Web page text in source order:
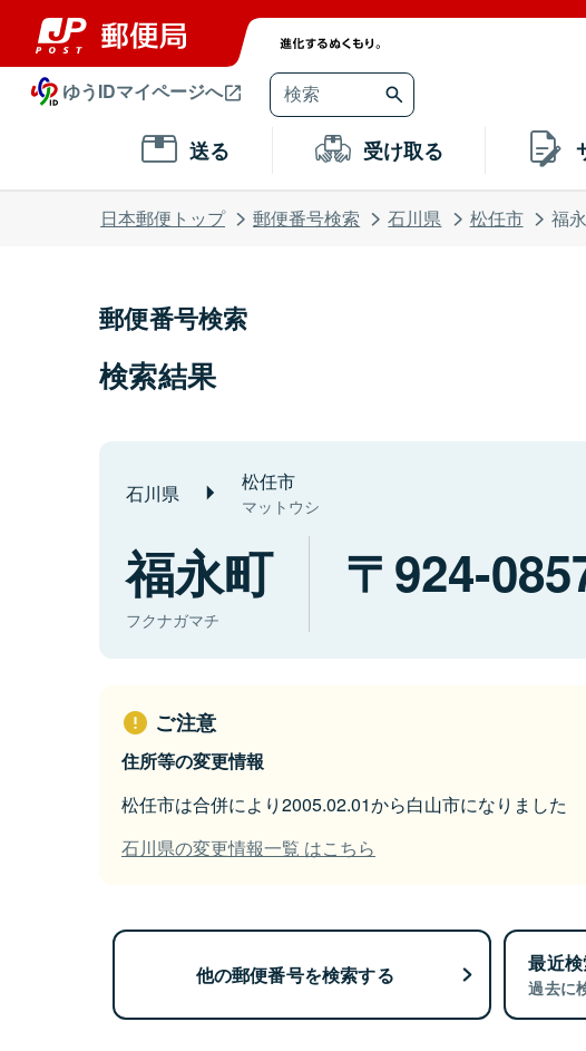
ゆうIDマイページへ
送る 受け取る
日本郵便トップ 郵便番号検索 石川県 松任市 福
郵便番号検索
検索結果
石川県 松任市
マットウシ
福永町
フクナガマチ
924-
ご注意
住所等の変更情報
松任市は合併により2005.02.01から白山市になりました
石川県の変更情報一覧 はこちら
他の郵便番号を検索する 最近
過去に